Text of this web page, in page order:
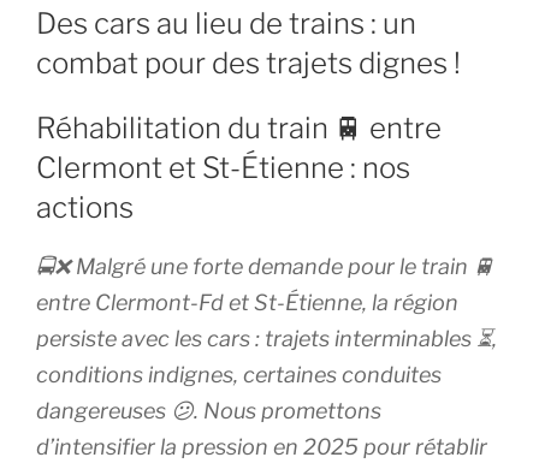
LE
Des cars au lieu de trains : un
combat pour des trajets dignes !
Réhabilitation du train 🚆 entre
Clermont et St-Étienne : nos
actions
🚍❌ Malgré une forte demande pour le train 🚆
entre Clermont-Fd et St-Étienne, la région
persiste avec les cars : trajets interminables ⏳,
conditions indignes, certaines conduites
dangereuses 😕. Nous promettons
d’intensifier la pression en 2025 pour rétablir